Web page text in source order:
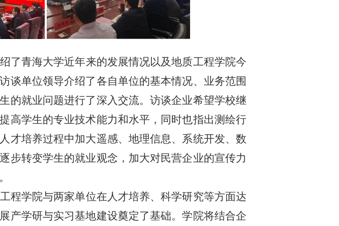
了青海大学近年来的发展情况以及地质工程学院今
谈单位领导介绍了各自单位的基本情况、业务范围
的就业问题进行了深入交流。访谈企业希望学校继
高学生的专业技术能力和水平，同时也指出测绘行
才培养过程中加大遥感、地理信息、系统开发、数
步转变学生的就业观念，加大对民营企业的宣传力
程学院与两家单位在人才培养、科学研究等方面达
产学研与实习基地建设奠定了基础。学院将结合企